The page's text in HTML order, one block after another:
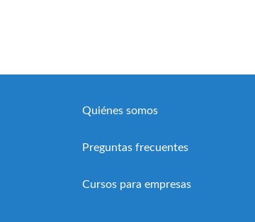
Quiénes somos
Preguntas frecuentes
Cursos para empresas